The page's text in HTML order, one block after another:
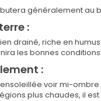
généralement au
:
drainé, riche en
les bonnes
:
voir mi-
plus chaudes, il